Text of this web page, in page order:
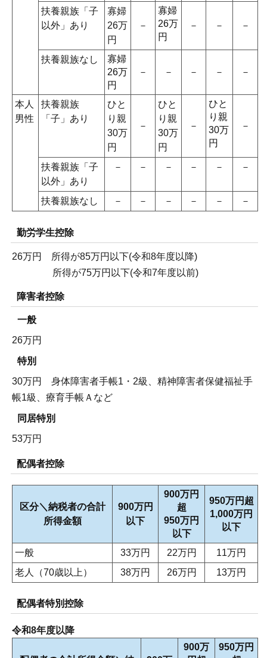
扶養親族「子
以外」あり
寡婦
26万
円
－
寡婦
26万
円
－ － －
扶養親族なし
寡婦
26万
円
－ － － － －
本人
男性
扶養親族
「子」あり
ひと
り親
30万
円
－
ひと
り親
30万
円
－
ひと
り親
30万
円
－
扶養親族「子
以外」あり
－ － － － － －
扶養親族なし － － － － － －
勤労学生控除
26万円 所得が85万円以下(令和8年度以降)
所得が75万円以下(令和7年度以前)
障害者控除
一般
26万円
特別
30万円 身体障害者手帳1・2級、精神障害者保健福祉手
帳1級、療育手帳Ａなど
同居特別
53万円
配偶者控除
区分＼納税者の合計
所得金額
900万円
以下
900万円
超
950万円
以下
950万円超
1,000万円
以下
一般 33万円 22万円
11万円
老人（70歳以上）
38万円 26万円 13万円
配偶者特別控除
令和8年度以降
900万
950万円